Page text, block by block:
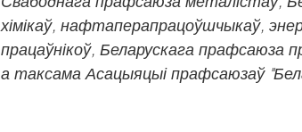
хімікаў, нафтаперапрацоўшчыкаў,
працаўнікоў, Беларускага прафсаюза
а таксама Асацыяцыі прафсаюзаў